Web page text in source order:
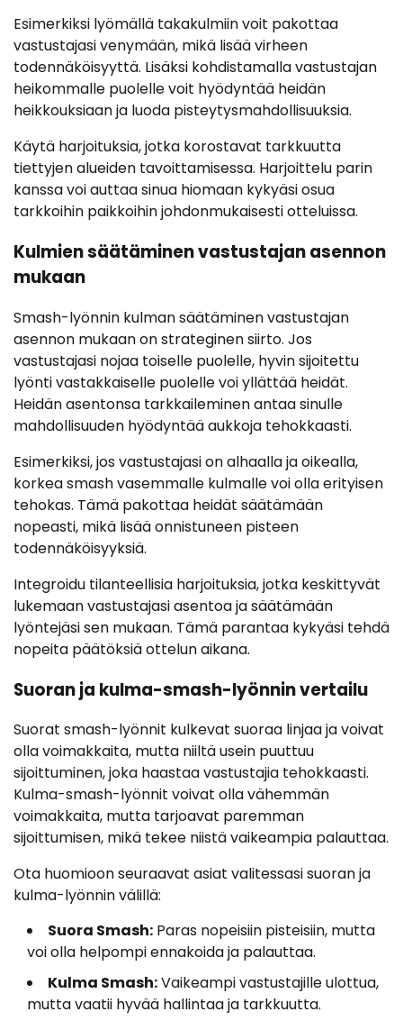
Esimerkiksi lyömällä takakulmiin voit pakottaa
vastustajasi venymään, mikä lisää virheen
todennäköisyyttä. Lisäksi kohdistamalla vastustajan
heikommalle puolelle voit hyödyntää heidän
heikkouksiaan ja luoda pisteytysmahdollisuuksia.
Käytä harjoituksia, jotka korostavat tarkkuutta
tiettyjen alueiden tavoittamisessa. Harjoittelu parin
kanssa voi auttaa sinua hiomaan kykyäsi osua
tarkkoihin paikkoihin johdonmukaisesti otteluissa.
Kulmien säätäminen vastustajan asennon
mukaan
Smash-lyönnin kulman säätäminen vastustajan
asennon mukaan on strateginen siirto. Jos
vastustajasi nojaa toiselle puolelle, hyvin sijoitettu
lyönti vastakkaiselle puolelle voi yllättää heidät.
Heidän asentonsa tarkkaileminen antaa sinulle
mahdollisuuden hyödyntää aukkoja tehokkaasti.
Esimerkiksi, jos vastustajasi on alhaalla ja oikealla,
korkea smash vasemmalle kulmalle voi olla erityisen
tehokas. Tämä pakottaa heidät säätämään
nopeasti, mikä lisää onnistuneen pisteen
todennäköisyyksiä.
Integroidu tilanteellisia harjoituksia, jotka keskittyvät
lukemaan vastustajasi asentoa ja säätämään
lyöntejäsi sen mukaan. Tämä parantaa kykyäsi tehdä
nopeita päätöksiä ottelun aikana.
Suoran ja kulma-smash-lyönnin vertailu
Suorat smash-lyönnit kulkevat suoraa linjaa ja voivat
olla voimakkaita, mutta niiltä usein puuttuu
sijoittuminen, joka haastaa vastustajia tehokkaasti.
Kulma-smash-lyönnit voivat olla vähemmän
voimakkaita, mutta tarjoavat paremman
sijoittumisen, mikä tekee niistä vaikeampia palauttaa.
Ota huomioon seuraavat asiat valitessasi suoran ja
kulma-lyönnin välillä:
Suora Smash: Paras nopeisiin pisteisiin, mutta
voi olla helpompi ennakoida ja palauttaa.
Kulma Smash:Vaikeampi vastustajille ulottua,
mutta vaatii hyvää hallintaa ja tarkkuutta.